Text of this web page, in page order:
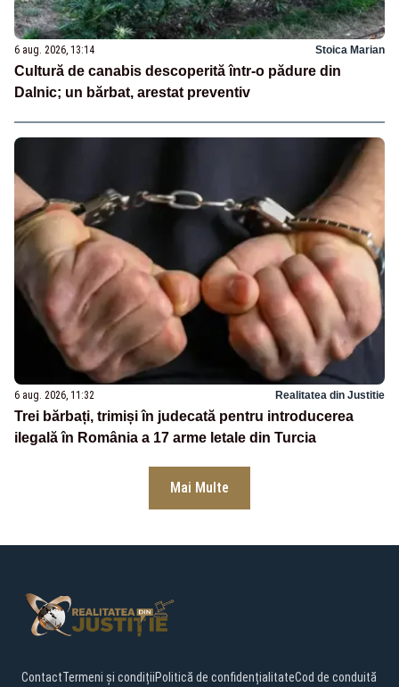
6 aug. 2026, 13:14 Stoica Marian
Cultură de canabis descoperită într-o pădure din
Dalnic; un bărbat, arestat preventiv
6 aug. 2026, 11:32 Realitatea din Justitie
Trei bărbați, trimiși în judecată pentru introducerea
ilegală în România a 17 arme letale din Turcia
Mai Multe
ContactTermeni și condițiiPolitică de confidențialitateCod de conduită